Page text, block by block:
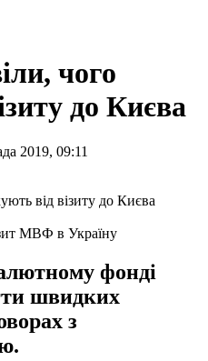
чого
до Києва
2019, 09:11
МВФ в Україну
фонді
швидких
з